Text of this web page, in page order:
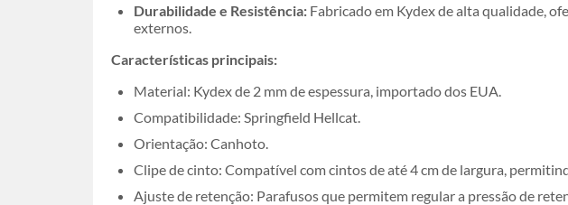
Durabilidade e Resistência: Fabricado em Kydex de alta qualidade,
externos.
Características principais:
Material: Kydex de 2 mm de espessura, importado dos EUA.
Compatibilidade: Springfield Hellcat.
Orientação: Canhoto.
Clipe de cinto: Compatível com cintos de até 4 cm de largura,
Ajuste de retenção: Parafusos que permitem regular a pressão de